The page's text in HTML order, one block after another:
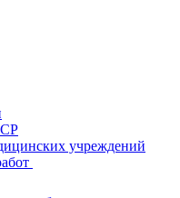
учреждений